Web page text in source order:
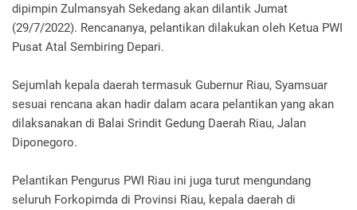
dipimpin Zulmansyah Sekedang akan dilantik Jumat
(29/7/2022). Rencananya, pelantikan dilakukan oleh Ketua PWI
Pusat Atal Sembiring Depari.
Sejumlah kepala daerah termasuk Gubernur Riau, Syamsuar
sesuai rencana akan hadir dalam acara pelantikan yang akan
dilaksanakan di Balai Srindit Gedung Daerah Riau, Jalan
Diponegoro.
Pelantikan Pengurus PWI Riau ini juga turut mengundang
seluruh Forkopimda di Provinsi Riau, kepala daerah di